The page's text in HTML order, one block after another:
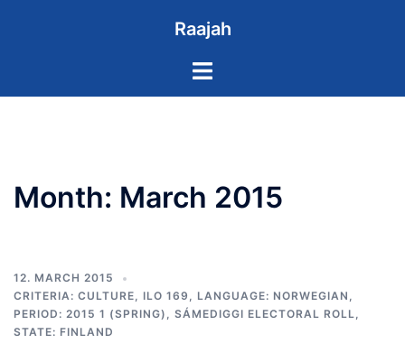
Raajah
Toggle
Month: March 2015
12. MARCH 2015
CRITERIA: CULTURE, ILO 169 , LANGUAGE: NORWEGIAN ,
PERIOD: 2015 1 (SPRING) , SÁMEDIGGI ELECTORAL ROLL,
STATE: FINLAND